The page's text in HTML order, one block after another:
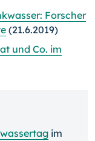
Forscher
(21.6.2019)
und Co. im
im